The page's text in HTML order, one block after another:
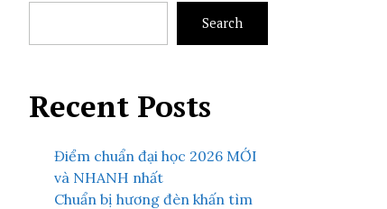
Search
Recent Posts
Điểm chuẩn đại học 2026 MỚI
và NHANH nhất
Chuẩn bị hương đèn khấn tìm